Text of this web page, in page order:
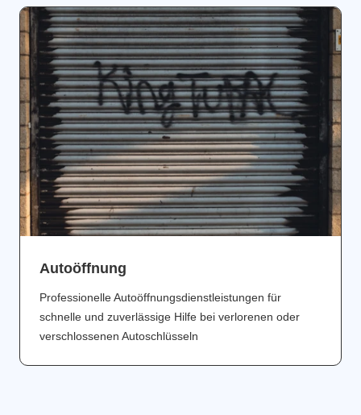
Аutoöffnung
Professionelle Autoöffnungsdienstleistungen für
schnelle und zuverlässige Hilfe bei verlorenen oder
verschlossenen Autoschlüsseln